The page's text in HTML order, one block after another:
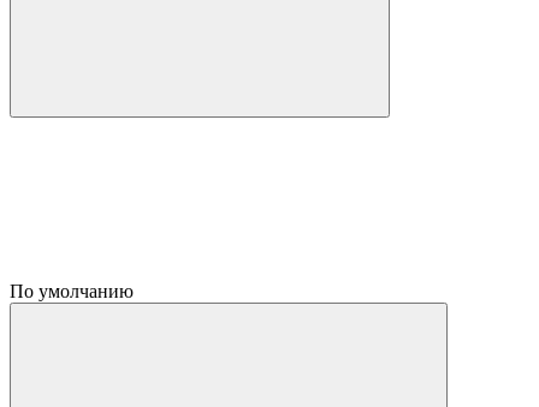
По умолчанию